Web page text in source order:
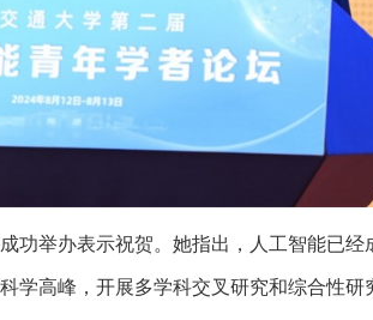
功举办表示祝贺。她指出，人工智能已
学高峰，开展多学科交叉研究和综合性